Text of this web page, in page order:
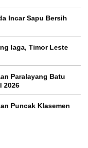
Incar Sapu Bersih
laga, Timor Leste
Paralayang Batu
2026
Puncak Klasemen